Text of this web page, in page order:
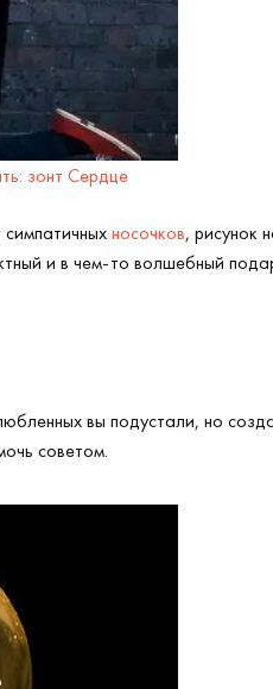
зонт Сердце
носочков, рисунок
и в чем-то волшебный
вы подустали, но
советом.